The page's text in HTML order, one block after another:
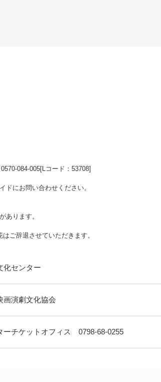
084-005[Lコード：53708]
にお問い合わせください。
あります。
ご辞退させていただきます。
化センター
画演劇文化協会
ーチケットオフィス 0798-68-0255